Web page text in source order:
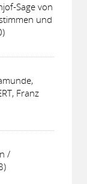
Sage von
und
Franz
/